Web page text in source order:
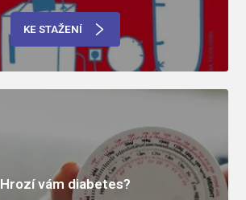
KE STAŽENÍ
Hrozí vám diabetes?